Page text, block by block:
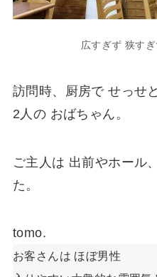
広すぎず 狭す
訪問時、厨房で せっせ
2人の おばちゃん。
ご主人は 出前やホール
た。
tomo.
お客さんは ほぼ男性